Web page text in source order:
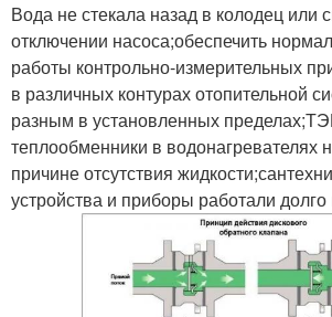
Вода не стекала назад в колодец или
отключении насоса;обеспечить
работы контрольно-измерительных
в различных контурах отопительной
разным в установленных
теплообменники в водонагревателях
причине отсутствия
устройства и приборы работали